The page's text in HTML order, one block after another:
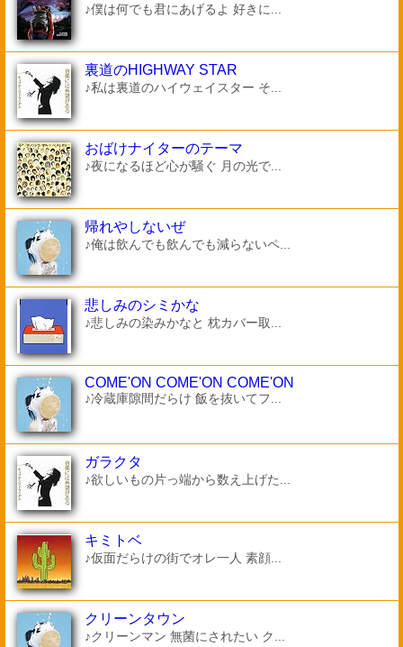
♪僕は何でも君にあげるよ 好きに...
裏道のHIGHWAY STAR
♪私は裏道のハイウェイスター そ...
おばけナイターのテーマ
♪夜になるほど心が騒ぐ 月の光で...
帰れやしないぜ
♪俺は飲んでも飲んでも減らないペ...
悲しみのシミかな
♪悲しみの染みかなと 枕カバー取...
COME'ON COME'ON COME'ON
♪冷蔵庫隙間だらけ 飯を抜いてフ...
ガラクタ
♪欲しいもの片っ端から数え上げた...
キミトベ
♪仮面だらけの街でオレ一人 素顔...
クリーンタウン
♪クリーンマン 無菌にされたい ク...